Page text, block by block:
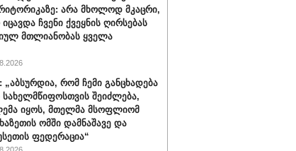
არა მხოლოდ მკაცრი,
ჩვენი ქვეყნის ღირსებას
მთლიანობას ყველა
„აბსურდია, რომ ჩემი განცხადება
სახელმწიფოსთვის შეიძლება,
იყოს, მთელმა მსოფლიომ
ომში დამნაშავე და
ფედერაცია“